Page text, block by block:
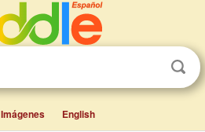
Imágenes English